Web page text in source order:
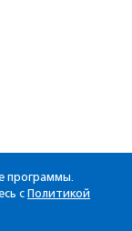
программы.
с Политикой